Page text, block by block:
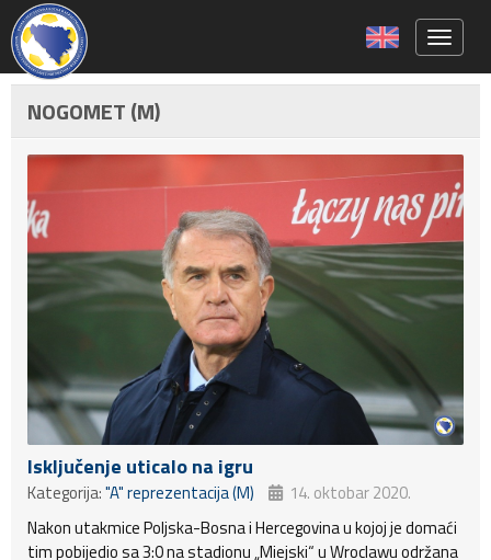
NOGOMET (M)
Isključenje uticalo na igru
Kategorija:"A" reprezentacija (M)
14. oktobar 2020.
Nakon utakmice Poljska-Bosna i Hercegovina u kojoj je domaći
tim pobijedio sa 3:0 na stadionu „Miejski“ u Wroclawu održana